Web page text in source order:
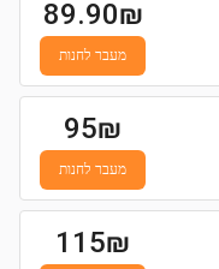
89.90₪
מעבר לחנות
95₪
מעבר לחנות
115₪